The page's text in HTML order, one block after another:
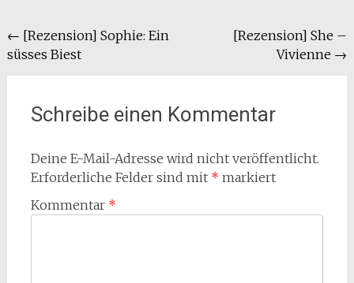
Beitragsnavigation
← [Rezension] Sophie: Ein
süsses Biest
[Rezension] She –
Vivienne →
Schreibe einen Kommentar
Deine E-Mail-Adresse wird nicht veröffentlicht.
Erforderliche Felder sind mit * markiert
Kommentar *